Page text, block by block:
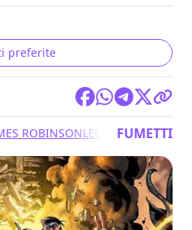
preferite
ROBINSONLEONARD KIRK
FUMETTI